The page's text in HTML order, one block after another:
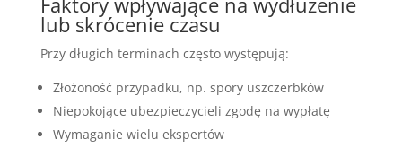
lub skrócenie czasu
Przy długich terminach często występują:
Złożoność przypadku, np. spory uszczerbków
Niepokojące ubezpieczycieli zgodę na wypłatę
Wymaganie wielu ekspertów